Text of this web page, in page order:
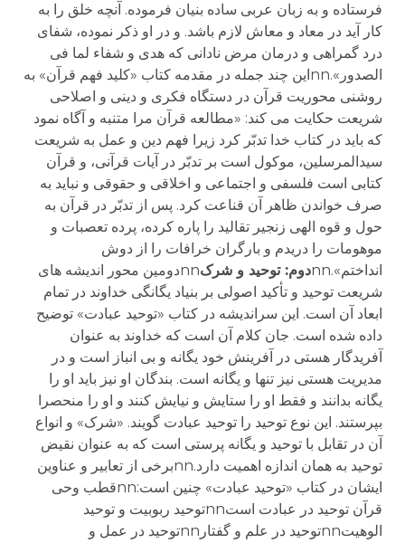
فرستاده و به زبان عربی ساده بنیان فرموده. آنچه خلق را به
کار آید در معاد و معاش لازم باشد. و در او ذکر نموده، شفای
درد گمراهی و درمان مرض نادانی که هدی و شفاء لما فی
الصدور».nnاین چند جمله در مقدمه کتاب «کلید فهم قرآن» به
روشنی محوریت قرآن در دستگاه فکری و دینی و اصلاحی
شریعت حکایت می کند: «مطالعه قرآن مرا متنبه و آگاه نمود
که باید در کتاب خدا تدبّر کرد زیرا فهم دین و عمل به شریعت
سیدالمرسلین، موکول است بر تدبّر در آیات قرآنی، و قرآن
کتابی است فلسفی و اجتماعی و اخلاقی و حقوقی و نباید به
صرف خواندن ظاهر آن قناعت کرد. پس از تدبّر در قرآن به
حول و قوه الهی زنجیر تقالید را پاره کرده، پرده تعصبات و
موهومات را دریدم و بارگران خرافات را از دوش
انداختم».nn
دوم: توحید و شرک
nnدومین محور اندیشه های
شریعت توحید و تأکید اصولی بر بنیاد یگانگی خداوند در تمام
ابعاد آن است. این سراندیشه در کتاب «توحید عبادت» توضیح
داده شده است. جان کلام آن است که خداوند به عنوان
آفریدگار هستی در آفرینش خود یگانه و بی انباز است و در
مدیریت هستی نیز تنها و یگانه است. بندگان او نیز باید او را
یگانه بدانند و فقط او را ستایش و نیایش کنند و او را منحصرا
بپرستند. این نوع توحید را توحید عبادت گویند. «شرک» و انواع
آن در تقابل با توحید و یگانه پرستی است که به عنوان نقیض
توحید به همان اندازه اهمیت دارد.nnبرخی از تعابیر و عناوین
ایشان در کتاب «توحید عبادت» چنین است:nnقطب وحی
قرآن توحید در عبادت استnnتوحید ربوبیت و توحید
الوهیتnnتوحید در علم و گفتارnnتوحید در عمل و